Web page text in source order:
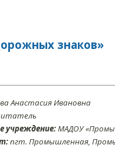
знаков»
Анастасия Ивановна
учреждение:МАДОУ
пгт. Промышленная,